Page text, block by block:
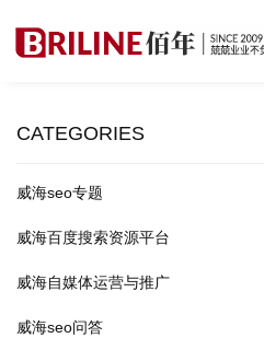
CATEGORIES
威海seo专题
威海百度搜索资源平台
威海自媒体运营与推广
威海seo问答